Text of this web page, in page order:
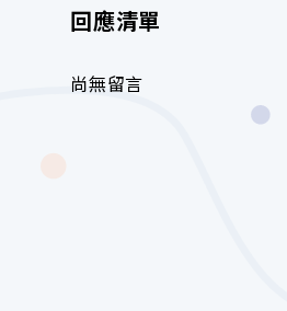
回應清單
尚無留言